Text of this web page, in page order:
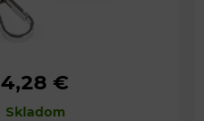
1,5 cm
113 - 123 cm
4,28 €
Skladom